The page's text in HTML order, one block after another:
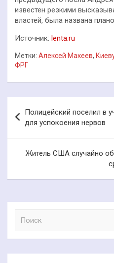
известен резкими
властей, была названа
Источник: lenta.ru
Метки: Алексей Макеев,
ФРГ
по
записям
Полицейский поселил в
для успокоения нервов
Житель США случайно
к